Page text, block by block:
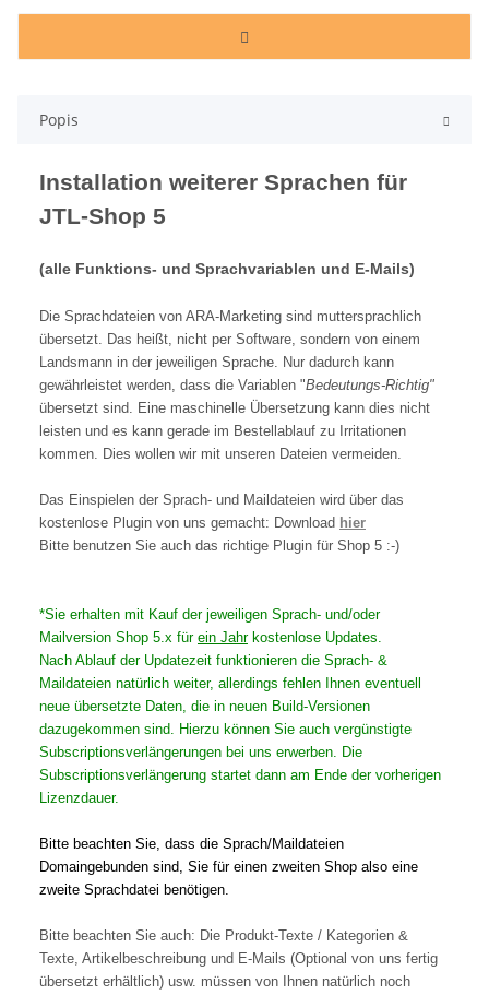
Popis
Installation weiterer Sprachen für
JTL-Shop 5
(alle Funktions- und Sprachvariablen und E-Mails)
Die Sprachdateien von ARA-Marketing sind muttersprachlich
übersetzt. Das heißt, nicht per Software, sondern von einem
Landsmann in der jeweiligen Sprache. Nur dadurch kann
gewährleistet werden, dass die Variablen "Bedeutungs-Richtig"
übersetzt sind. Eine maschinelle Übersetzung kann dies nicht
leisten und es kann gerade im Bestellablauf zu Irritationen
kommen. Dies wollen wir mit unseren Dateien vermeiden.
Das Einspielen der Sprach- und Maildateien wird über das
kostenlose Plugin von uns gemacht: Download hier
Bitte benutzen Sie auch das richtige Plugin für Shop 5 :-)
*Sie erhalten mit Kauf der jeweiligen Sprach- und/oder
Mailversion Shop 5.x für ein Jahrkostenlose Updates.
Nach Ablauf der Updatezeit funktionieren die Sprach- &
Maildateien natürlich weiter, allerdings fehlen Ihnen eventuell
neue übersetzte Daten, die in neuen Build-Versionen
dazugekommen sind. Hierzu können Sie auch vergünstigte
Subscriptionsverlängerungen bei uns erwerben. Die
Subscriptionsverlängerung startet dann am Ende der vorherigen
Lizenzdauer.
Bitte beachten Sie, dass die Sprach/Maildateien
Domaingebunden sind, Sie für einen zweiten Shop also eine
zweite Sprachdatei benötigen.
Bitte beachten Sie auch: Die Produkt-Texte / Kategorien &
Texte, Artikelbeschreibung und E-Mails (Optional von uns fertig
übersetzt erhältlich) usw. müssen von Ihnen natürlich noch